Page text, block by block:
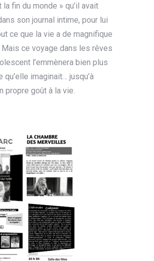
la fin du monde » qu’il avait
son journal intime, pour lui
ce que la vie a de magnifique
ce voyage dans les rêves
l’emmènera bien plus
qu’elle imaginait… jusqu’à
propre goût à la vie.